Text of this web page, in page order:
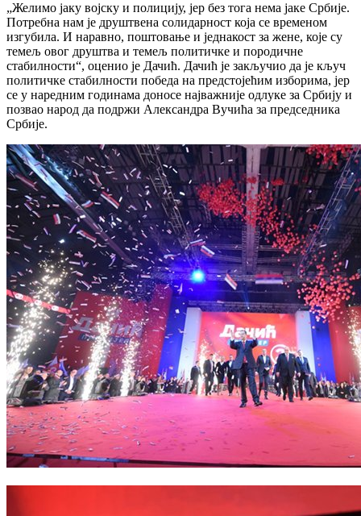
„Желимо јаку војску и полицију, јер без тога нема јаке Србије.
Потребна нам је друштвена солидарност која се временом
изгубила. И наравно, поштовање и једнакост за жене, које су
темељ овог друштва и темељ политичке и породичне
стабилности“, оценио је Дачић. Дачић је закључио да је кључ
политичке стабилности победа на предстојећим изборима, јер
се у наредним годинама доносе најважније одлуке за Србију и
позвао народ да подржи Александра Вучића за председника
Србије.